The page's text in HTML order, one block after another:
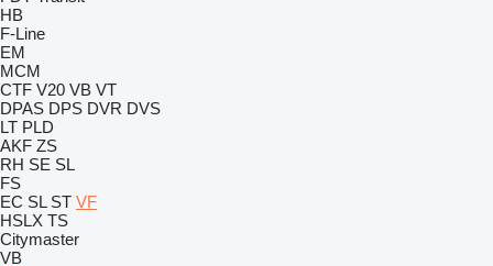
HB
F-Line
EM
MCM
CTF V20 VB VT
DPAS DPS DVR DVS
LT PLD
AKF ZS
RH SE SL
FS
EC SL ST VF
HSLX TS
Citymaster
VB